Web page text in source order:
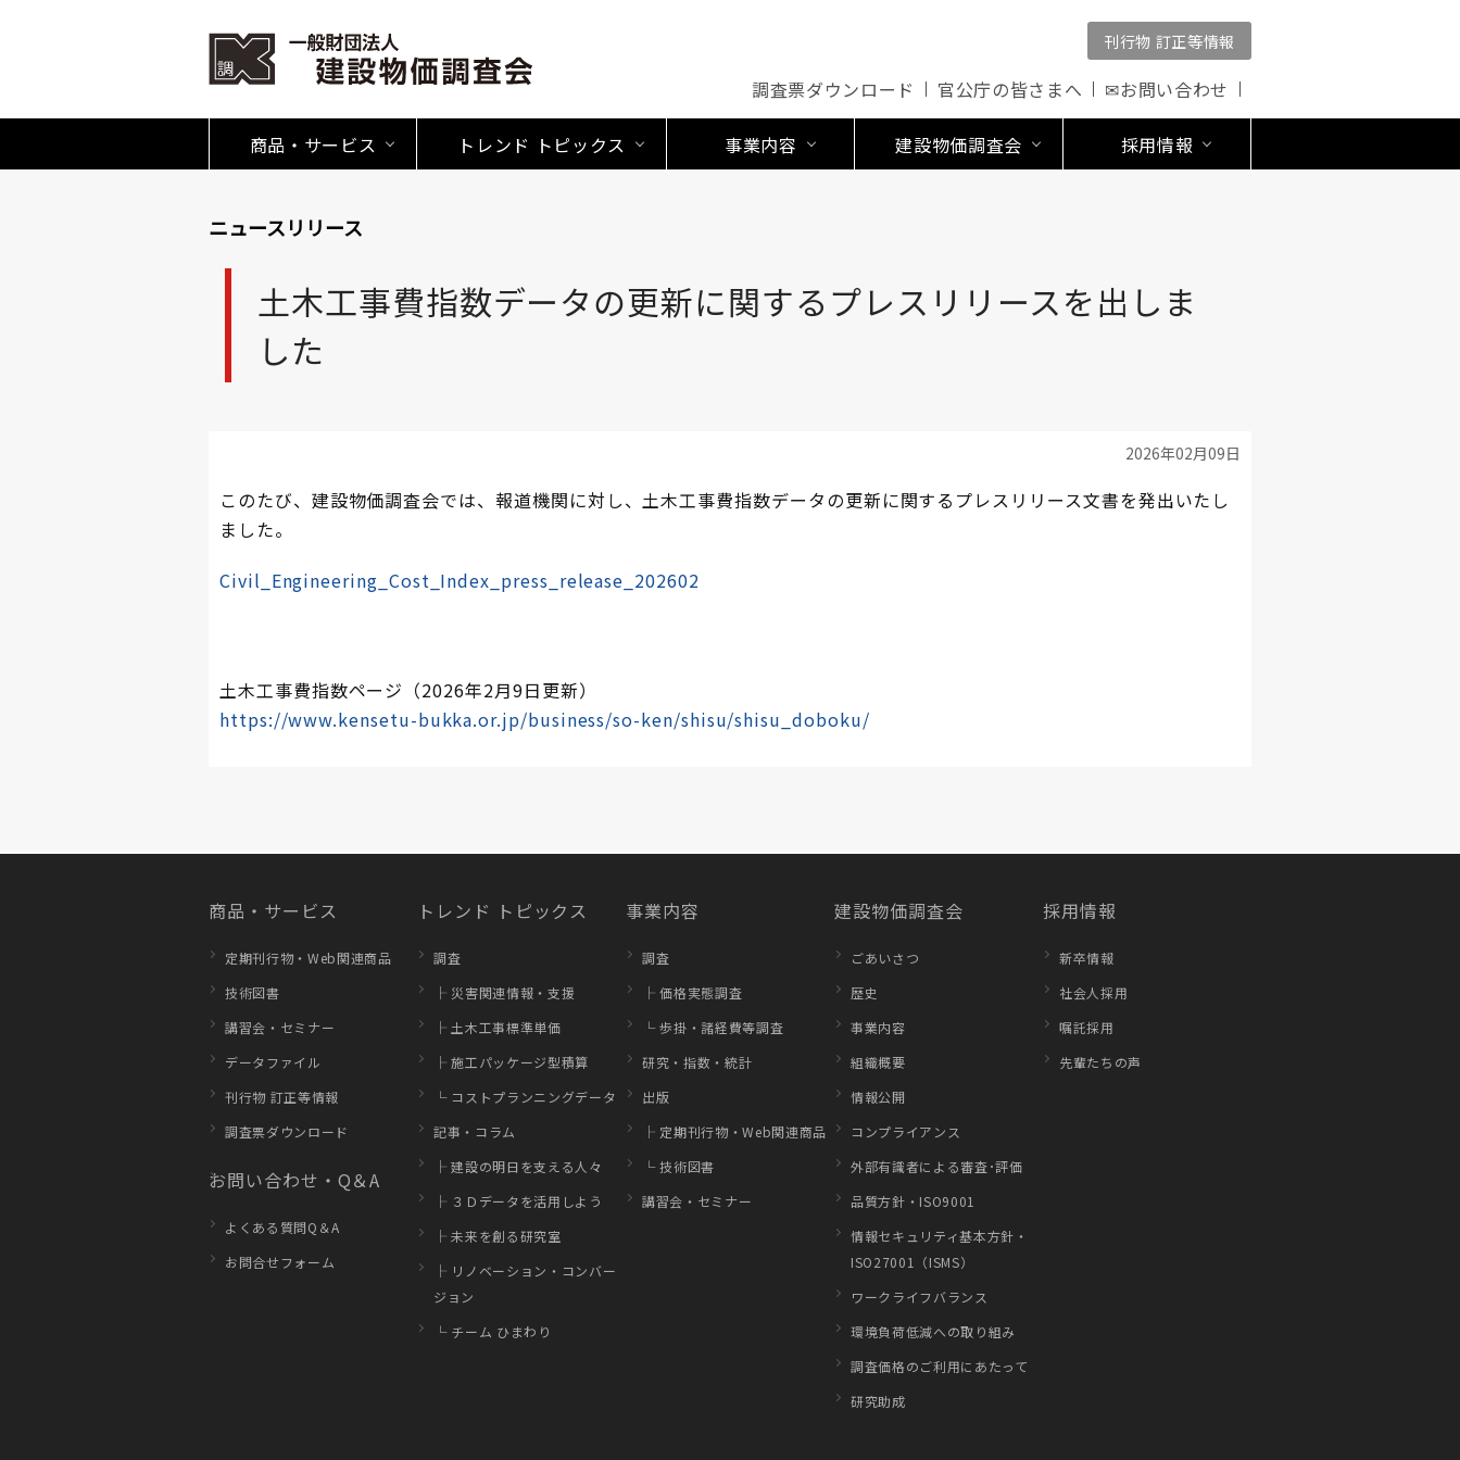
刊行物 訂正等情報
調査票ダウンロード 官公庁の皆さまへ ✉お問い合わせ
商品・サービス トレンド トピックス 事業内容 建設物価調査会 採用情報
ニュースリリース
土木工事費指数データの更新に関するプレスリリースを出しま
した
2026年02月09日
このたび、建設物価調査会では、報道機関に対し、土木工事費指数データの更新に関するプレスリリース文書を発出いたし
ました。
Civil_Engineering_Cost_Index_press_release_202602
土木工事費指数ページ（2026年2月9日更新）
https://www.kensetu-bukka.or.jp/business/so-ken/shisu/shisu_doboku/
商品・サービス
定期刊行物・Web関連商品
技術図書
講習会・セミナー
データファイル
刊行物 訂正等情報
調査票ダウンロード
お問い合わせ・Q＆A
よくある質問Q＆A
お問合せフォーム
トレンド トピックス
調査
├ 災害関連情報・支援
├ 土木工事標準単価
├ 施工パッケージ型積算
└ コストプランニングデータ
記事・コラム
├ 建設の明日を支える人々
├ ３Ｄデータを活用しよう
├ 未来を創る研究室
├ リノベーション・コンバー
ジョン
└ チーム ひまわり
事業内容
調査
├ 価格実態調査
└ 歩掛・諸経費等調査
研究・指数・統計
出版
├ 定期刊行物・Web関連商品
└ 技術図書
講習会・セミナー
建設物価調査会
ごあいさつ
歴史
事業内容
組織概要
情報公開
コンプライアンス
外部有識者による審査･評価
品質方針・ISO9001
情報セキュリティ基本方針・
ISO27001（ISMS）
ワークライフバランス
環境負荷低減への取り組み
調査価格のご利用にあたって
研究助成
採用情報
新卒情報
社会人採用
嘱託採用
先輩たちの声